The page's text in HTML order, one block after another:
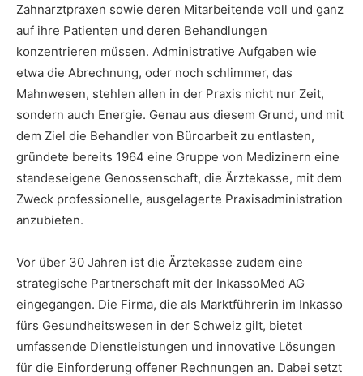
Zahnarztpraxen sowie deren Mitarbeitende voll und ganz
auf ihre Patienten und deren Behandlungen
konzentrieren müssen. Administrative Aufgaben wie
etwa die Abrechnung, oder noch schlimmer, das
Mahnwesen, stehlen allen in der Praxis nicht nur Zeit,
sondern auch Energie. Genau aus diesem Grund, und mit
dem Ziel die Behandler von Büroarbeit zu entlasten,
gründete bereits 1964 eine Gruppe von Medizinern eine
standeseigene Genossenschaft, die Ärztekasse, mit dem
Zweck professionelle, ausgelagerte Praxisadministration
anzubieten.
Vor über 30 Jahren ist die Ärztekasse zudem eine
strategische Partnerschaft mit der InkassoMed AG
eingegangen. Die Firma, die als Marktführerin im Inkasso
fürs Gesundheitswesen in der Schweiz gilt, bietet
umfassende Dienstleistungen und innovative Lösungen
für die Einforderung offener Rechnungen an. Dabei setzt